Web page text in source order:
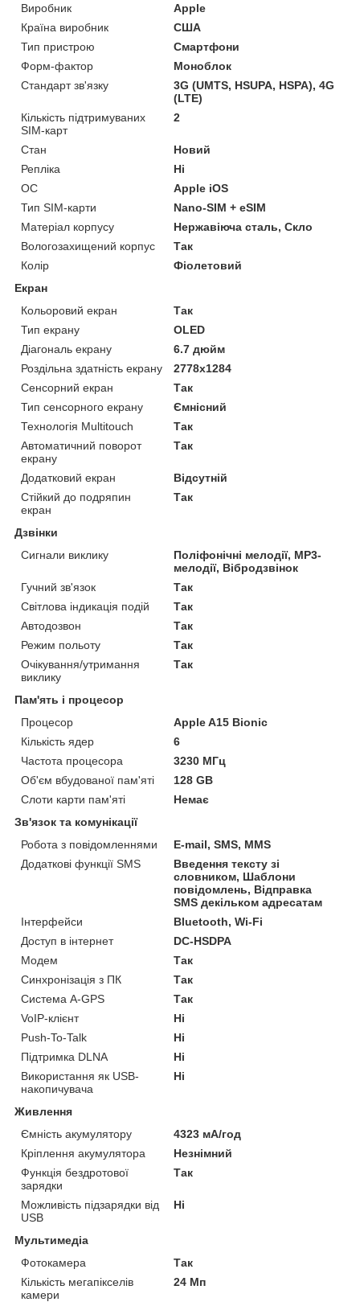
Виробник
Apple
Країна виробник
США
Тип пристрою
Смартфони
Форм-фактор
Моноблок
Стандарт зв'язку
3G (UMTS, HSUPA, HSPA), 4G
(LTE)
Кількість підтримуваних
SIM-карт
2
Стан
Новий
Репліка
Ні
ОС
Apple iOS
Тип SIM-карти
Nano-SIM + eSIM
Матеріал корпусу
Нержавіюча сталь, Скло
Вологозахищений корпус
Так
Колір
Фіолетовий
Екран
Кольоровий екран
Так
Тип екрану
OLED
Діагональ екрану
6.7 дюйм
Роздільна здатність екрану
2778x1284
Сенсорний екран
Так
Тип сенсорного екрану
Ємнісний
Технологія Multitouch
Так
Автоматичний поворот
екрану
Так
Додатковий екран
Відсутній
Стійкий до подряпин
екран
Так
Дзвінки
Сигнали виклику
Поліфонічні мелодії, MP3-
мелодії, Вібродзвінок
Гучний зв'язок
Так
Світлова індикація подій
Так
Автодозвон
Так
Режим польоту
Так
Очікування/утримання
виклику
Так
Пам'ять і процесор
Процесор
Apple A15 Bionic
Кількість ядер
6
Частота процесора
3230 МГц
Об'єм вбудованої пам'яті
128 GB
Слоти карти пам'яті
Немає
Зв'язок та комунікації
Робота з повідомленнями
E-mail, SMS, MMS
Додаткові функції SMS
Введення тексту зі
словником, Шаблони
повідомлень, Відправка
SMS декільком адресатам
Інтерфейси
Bluetooth, Wi-Fi
Доступ в інтернет
DC-HSDPA
Модем
Так
Синхронізація з ПК
Так
Система A-GPS
Так
VoIP-клієнт
Ні
Push-To-Talk
Ні
Підтримка DLNA
Ні
Використання як USB-
накопичувача
Ні
Живлення
Ємність акумулятору
4323 мА/год
Кріплення акумулятора
Незнімний
Функція бездротової
зарядки
Так
Можливість підзарядки від
USB
Ні
Мультимедіа
Фотокамера
Так
Кількість мегапікселів
камери
24 Мп